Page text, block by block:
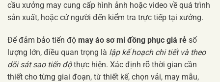
cầu xưởng may cung cấp hình ảnh hoặc video về quá trình
sản xuất, hoặc cử người đến kiểm tra trực tiếp tại xưởng.
Để đảm bảo tiến độ may áo sơ mi đồng phục giá rẻ số
lượng lớn, điều quan trọng là lập kế hoạch chi tiết và theo
dõi sát sao tiến độthực hiện. Xác định rõ thời gian cần
thiết cho từng giai đoạn, từ thiết kế, chọn vải, may mẫu,